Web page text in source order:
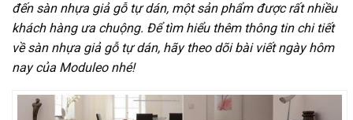
đến sàn nhựa giả gỗ tự dán, một sản phẩm được rất nhiều
khách hàng ưa chuộng. Để tìm hiểu thêm thông tin chi tiết
về sàn nhựa giả gỗ tự dán, hãy theo dõi bài viết ngày hôm
nay của Moduleonhé!